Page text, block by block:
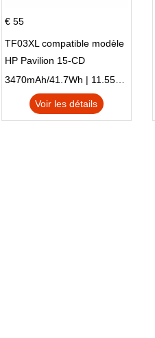
€ 55
TF03XL compatible modèle
HP Pavilion 15-CD
Voir les détails